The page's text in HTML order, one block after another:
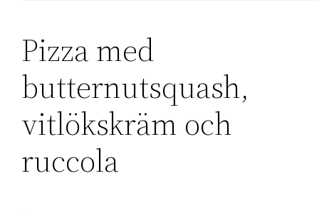
Pizza med
butternutsquash,
vitlökskräm och
ruccola